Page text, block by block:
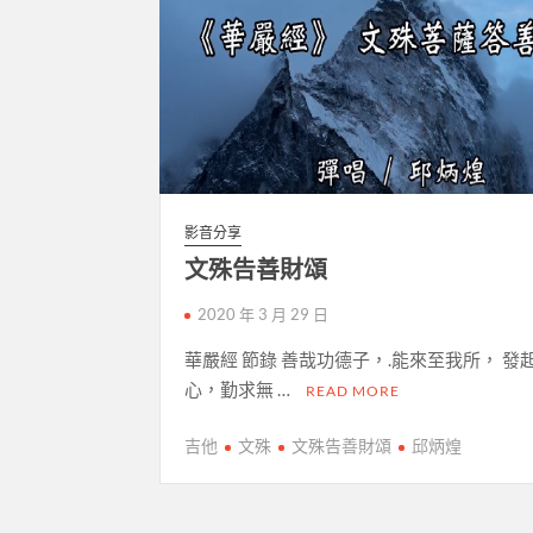
影音分享
文殊告善財頌
2020 年 3 月 29 日
華嚴經 節錄 善哉功德子，.能來至我所， 發
心，勤求無 …
READ MORE
吉他 文殊 文殊告善財頌 邱炳煌